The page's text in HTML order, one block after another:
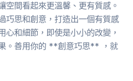
空間看起來更溫馨、更有質感。
巧思和創意，打造出一個有質感
心和細節，即使是小小的改變，
。善用你的 **創意巧思** ，就